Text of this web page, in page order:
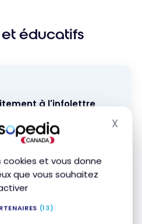
et vous donne
que vous souhaitez
(13)
X
éducatifs
à l'infolettre
et cartes de
semaine dans votre